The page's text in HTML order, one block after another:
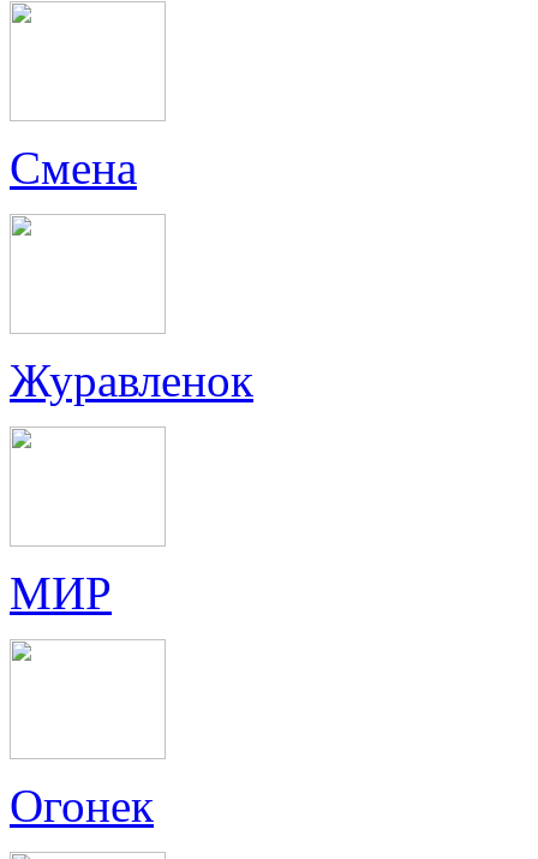
Смена
Журавленок
МИР
Огонек